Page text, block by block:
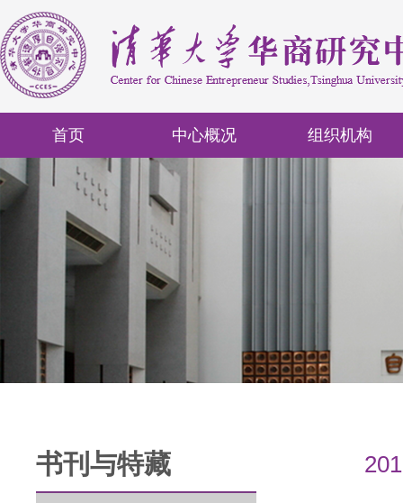
首页 中心概况 组织机构
书刊与特藏